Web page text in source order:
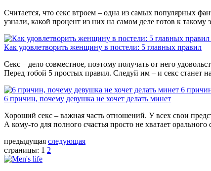
Считается, что секс втроем – одна из самых популярных
узнали, какой процент из них на самом деле готов к такому
Как удовлетворить женщину в постели: 5 главных правил
Секс – дело совместное, поэтому получать от него
Перед тобой 5 простых правил. Следуй им – и секс станет
6
6 причин, почему девушка не хочет делать минет
Хороший секс – важная часть отношений. У всех свои
А кому-то для полного счастья просто не хватает
предыдущая следующая
страницы: 1 2